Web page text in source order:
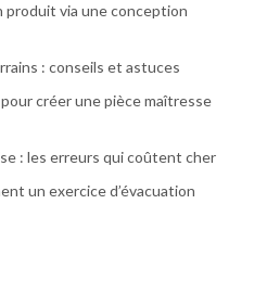
produit via une conception
: conseils et astuces
créer une pièce maîtresse
: les erreurs qui coûtent cher
un exercice d’évacuation